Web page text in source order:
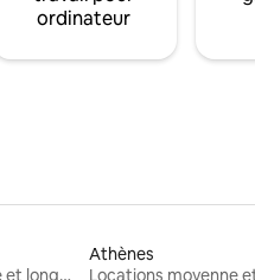
ordinateur
Locations moyenne et longue durée
Athènes